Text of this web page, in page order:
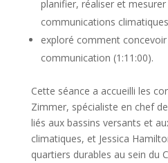
planifier, réaliser et
communications
exploré comment
communication (1:11:00).
Cette séance a accueilli les
Zimmer, spécialiste en chef
liés aux bassins versants et
climatiques, et Jessica
quartiers durables au sein du